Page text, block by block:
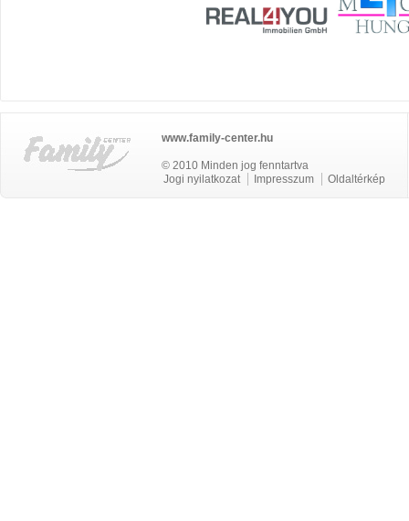
www.family-center.hu
© 2010 Minden jog fenntartva
Jogi nyilatkozat
Impresszum Oldaltérkép